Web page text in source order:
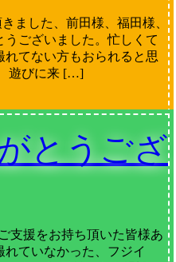
ました、前田様、福田様、
うございました。忙しくて
てない方もおられると思
遊びに来 […]
とうござ
支援をお持ち頂いた皆様あ
ていなかった、フジイ